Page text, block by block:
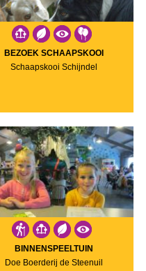
BEZOEK SCHAAPSKOOI
Schaapskooi Schijndel
BINNENSPEELTUIN
Doe Boerderij de Steenuil